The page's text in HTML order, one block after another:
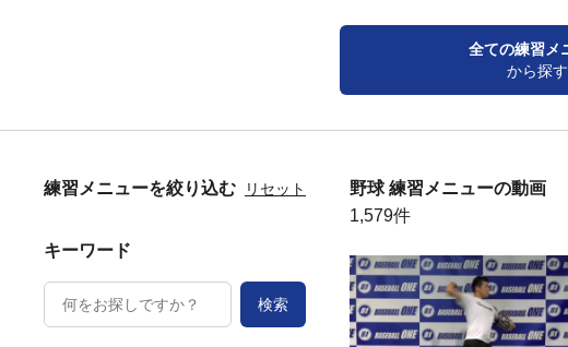
全ての練習メ
から探す
練習メニューを絞り込む リセット
キーワード
検索
野球 練習メニューの動画
1,579件